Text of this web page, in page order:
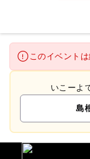
このイベント
いこーよ
島